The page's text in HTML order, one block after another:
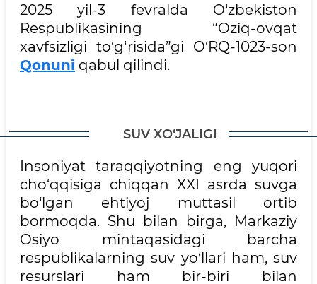
2025 yil-3 fevralda O‘zbekiston
Respublikasining “Oziq-ovqat
xavfsizligi to‘g‘risida”gi O‘RQ-1023-son
Qonuni qabul qilindi.
SUV XO‘JALIGI
Insoniyat taraqqiyotning eng yuqori
cho‘qqisiga chiqqan XXI asrda suvga
bo‘lgan ehtiyoj muttasil ortib
bormoqda. Shu bilan birga, Markaziy
Osiyo mintaqasidagi barcha
respublikalarning suv yo‘llari ham, suv
resurslari ham bir-biri bilan